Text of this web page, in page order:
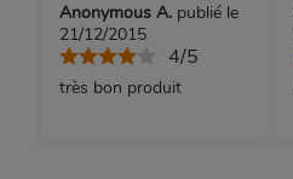
Anonymous A. publié le
21/12/2015
4/5
très bon produit